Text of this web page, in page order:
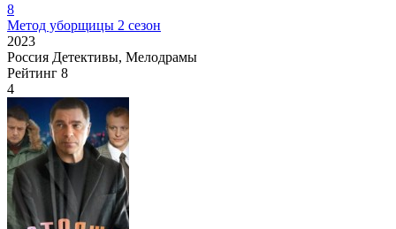
8
Метод уборщицы 2 сезон
2023
Россия Детективы, Мелодрамы
Рейтинг 8
4